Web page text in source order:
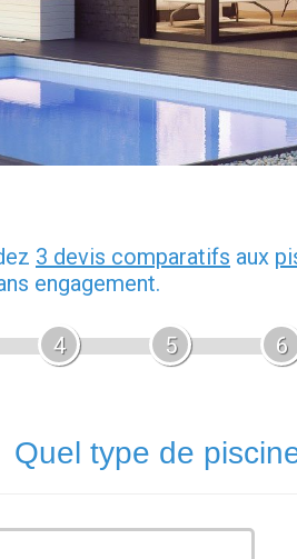
3 devis comparatifs aux
engagement.
4 5 6
Quel type de